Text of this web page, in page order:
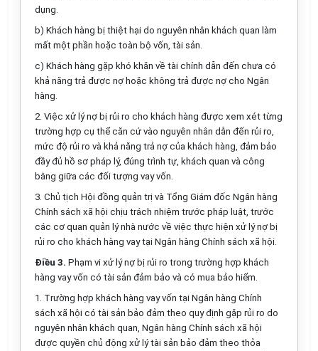
dụng.
b) Khách hàng bị thiệt hại do nguyên nhân khách quan làm
mất một phần hoặc toàn bộ vốn, tài sản.
c) Khách hàng gặp khó khăn về tài chính dẫn đến chưa có
khả năng trả được nợ hoặc không trả được nợ cho Ngân
hàng.
2. Việc xử lý nợ bị rủi ro cho khách hàng được xem xét từng
trường hợp cụ thể căn cứ vào nguyên nhân dẫn đến rủi ro,
mức độ rủi ro và khả năng trả nợ của khách hàng, đảm bảo
đầy đủ hồ sơ pháp lý, đúng trình tự, khách quan và công
bằng giữa các đối tượng vay vốn.
3. Chủ tịch Hội đồng quản trị và Tổng Giám đốc Ngân hàng
Chính sách xã hội chịu trách nhiệm trước pháp luật, trước
các cơ quan quản lý nhà nước về việc thực hiện xử lý nợ bị
rủi ro cho khách hàng vay tại Ngân hàng Chính sách xã hội.
Điều 3. Phạm vi xử lý nợ bị rủi ro trong trường hợp khách
hàng vay vốn có tài sản đảm bảo và có mua bảo hiểm.
1. Trường hợp khách hàng vay vốn tại Ngân hàng Chính
sách xã hội có tài sản bảo đảm theo quy định gặp rủi ro do
nguyên nhân khách quan, Ngân hàng Chính sách xã hội
được quyền chủ động xử lý tài sản bảo đảm theo thỏa